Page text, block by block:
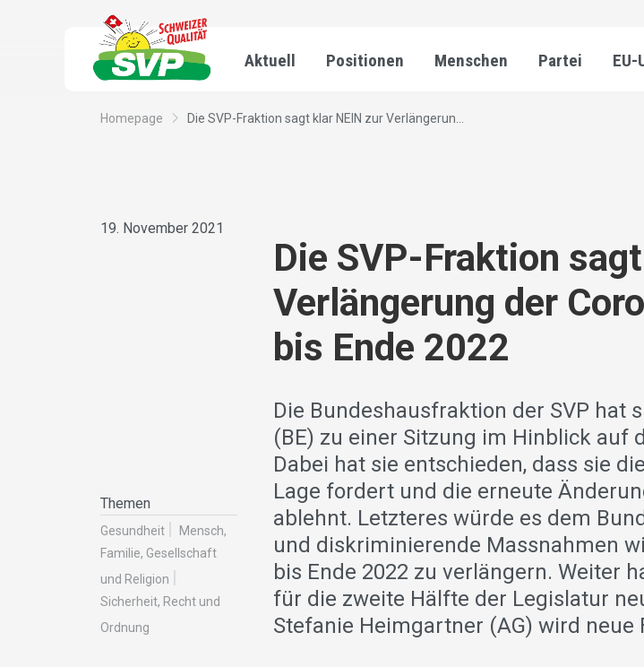
Aktuell Positionen Menschen Partei
Homepage Die SVP-Fraktion sagt klar NEIN zur Verlängerun...
19. November 2021
Themen
Gesundheit
Mensch,
Familie, Gesellschaft
und Religion
Sicherheit, Recht und
Ordnung
Die SVP-Fraktion
Verlängerung der
bis Ende 2022
Die Bundeshausfraktion der SVP hat
(BE) zu einer Sitzung im Hinblick auf
Dabei hat sie entschieden, dass sie
Lage fordert und die erneute
ablehnt. Letzteres würde es dem
und diskriminierende Massnahmen
bis Ende 2022 zu verlängern. Weiter
für die zweite Hälfte der Legislatur
Stefanie Heimgartner (AG) wird